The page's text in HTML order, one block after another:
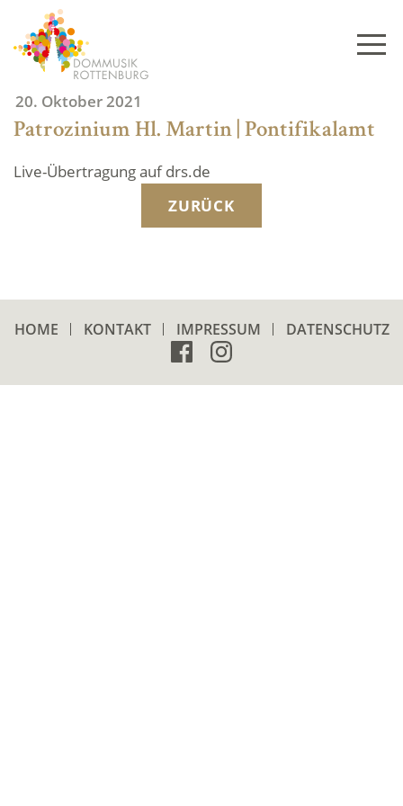
content
20. Oktober 2021
Patrozinium Hl. Martin | Pontifikalamt
Live-Übertragung auf drs.de
ZURÜCK
HOME KONTAKT IMPRESSUM DATENSCHUTZ